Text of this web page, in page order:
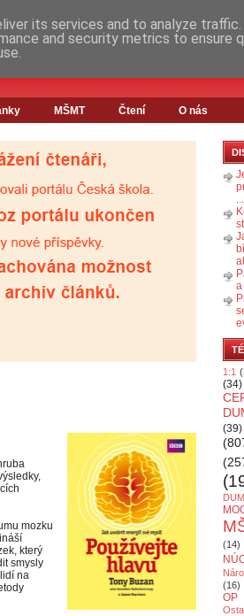
MŠMT Čtení O nás
mozku
který
smysly
na
...
a
1:1
(34)
(39)
DUM
(14)
(16)
OP
its services and to analyze traffic.
and security metrics to ensure